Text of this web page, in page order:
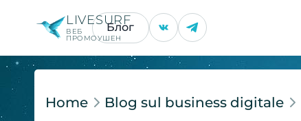
LIVESURF
ВЕБ
ПРОМОУШЕН
Блог
Home Blog sul business digitale